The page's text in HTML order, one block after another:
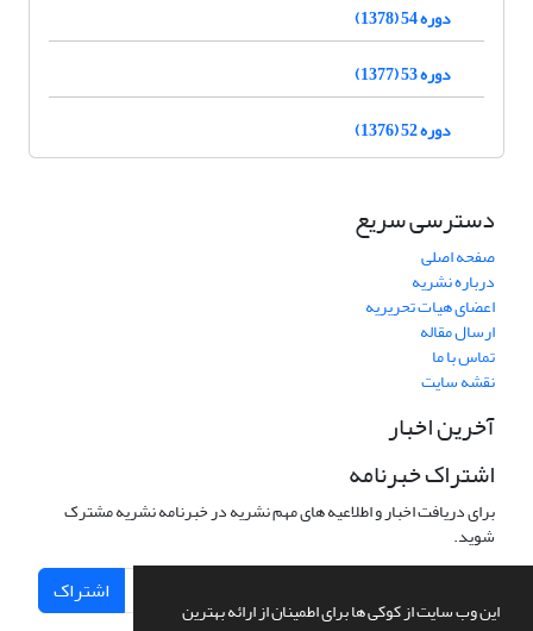
این وب سایت از کوکی ها برای اطمینان از ارائه بهترین
دوره 54 (1378)
دوره 53 (1377)
دوره 52 (1376)
دسترسی سریع
صفحه اصلی
درباره نشریه
اعضای هیات تحریریه
ارسال مقاله
تماس با ما
نقشه سایت
آخرین اخبار
اشتراک خبرنامه
برای دریافت اخبار و اطلاعیه های مهم نشریه در خبرنامه نشریه مشترک
شوید.
اشتراک